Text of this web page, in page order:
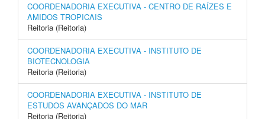
COORDENADORIA EXECUTIVA - CENTRO DE RAÍZES E
AMIDOS TROPICAIS
Reitoria (Reitoria)
COORDENADORIA EXECUTIVA - INSTITUTO DE
BIOTECNOLOGIA
Reitoria (Reitoria)
COORDENADORIA EXECUTIVA - INSTITUTO DE
ESTUDOS AVANÇADOS DO MAR
Reitoria (Reitoria)